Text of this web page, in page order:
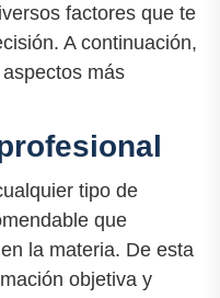
factores que te
A continuación,
más
tipo de
que
la materia. De esta
objetiva y